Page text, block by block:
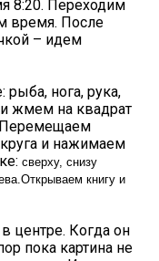
8:20. Переходим
время. После
– идем
нога, рука,
жмем на квадрат
и нажимаем
сверху, снизу
Открываем книгу и
центре. Когда он
пока картина не